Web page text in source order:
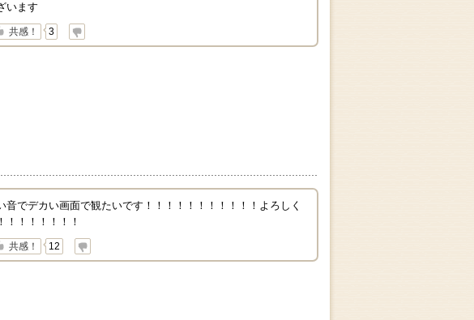
います
共感！ 3
音でデカい画面で観たいです！！！！！！！！！！！よろしく
！！！！！！！
共感！ 12
↓